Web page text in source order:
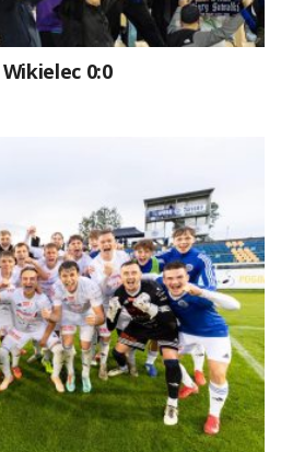
0:0